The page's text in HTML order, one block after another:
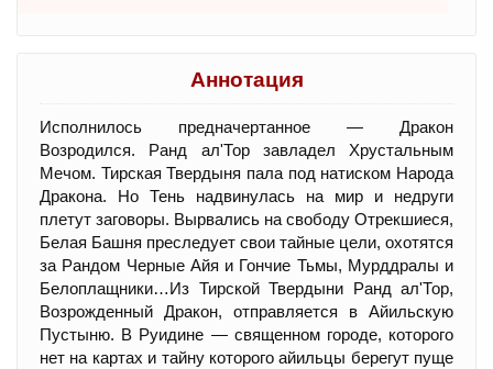
Аннотация
Исполнилось предначертанное — Дракон
Возродился. Ранд ал'Тор завладел Хрустальным
Мечом. Тирская Твердыня пала под натиском Народа
Дракона. Но Тень надвинулась на мир и недруги
плетут заговоры. Вырвались на свободу Отрекшиеся,
Белая Башня преследует свои тайные цели, охотятся
за Рандом Черные Айя и Гончие Тьмы, Мурддралы и
Белоплащники…Из Тирской Твердыни Ранд ал'Тор,
Возрожденный Дракон, отправляется в Айильскую
Пустыню. В Руидине — священном городе, которого
нет на картах и тайну которого айильцы берегут пуще